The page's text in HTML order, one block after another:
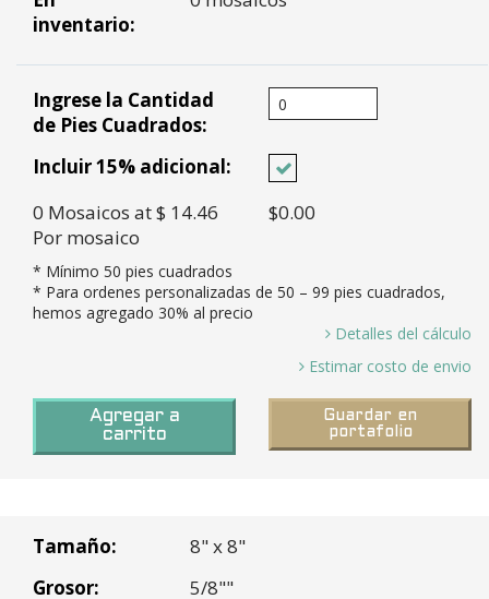
inventario:
Ingrese la Cantidad
de Pies Cuadrados:
Incluir 15% adicional:
0 Mosaicos at $ 14.46
Por mosaico
$0.00
* Mínimo 50 pies cuadrados
* Para ordenes personalizadas de 50 – 99 pies cuadrados,
hemos agregado 30% al precio
Detalles del cálculo
0 Pies Cuadrados / 0.44 Pies cuadrados por mosaico =
Mosaicos necesitados y 15% Exceso (0.00 X 15%)=
Peso de envio (30 lbs por caja x 0 Cajas) =
Estimar costo de envio
Tiempo en
Tránsito:
8-10 semanas a puerto en LA
para todas las órdenes
personalizadas
Agregar a
carrito
Guardar en
portafolio
Tamaño:
8" x 8"
Grosor:
5/8""